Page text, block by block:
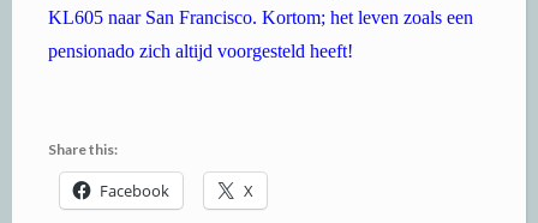
KL605 naar San Francisco. Kortom; het leven zoals een
pensionado zich altijd voorgesteld heeft!
Share this:
Facebook X